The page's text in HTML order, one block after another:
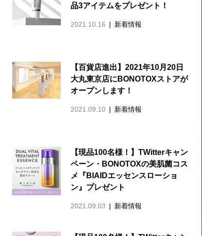
品3アイテムをプレゼント！
2021.10.16 新着情報
【百貨店進出】2021年10月20日
大丸東京店にBONOTOXストアが
オープンします！
2021.09.10 新着情報
【現品100名様！】TWitterキャン
ペーン・BONOTOXの美肌菌コス
メ『BIAIDエッセンスローショ
ン』プレゼント
2021.09.03 新着情報